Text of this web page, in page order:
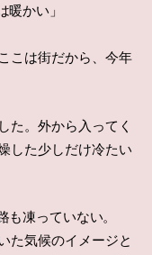
暖かい」
こは街だから、今年
た。外から入ってく
した少しだけ冷たい
も凍っていない。
た気候のイメージと